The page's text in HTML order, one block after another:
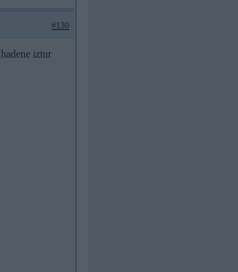
#130
iztur